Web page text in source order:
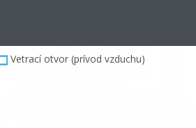
Vetrací otvor (prívod vzduchu)